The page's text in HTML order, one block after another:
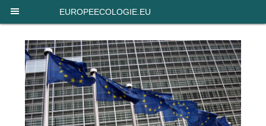
EUROPEECOLOGIE.EU